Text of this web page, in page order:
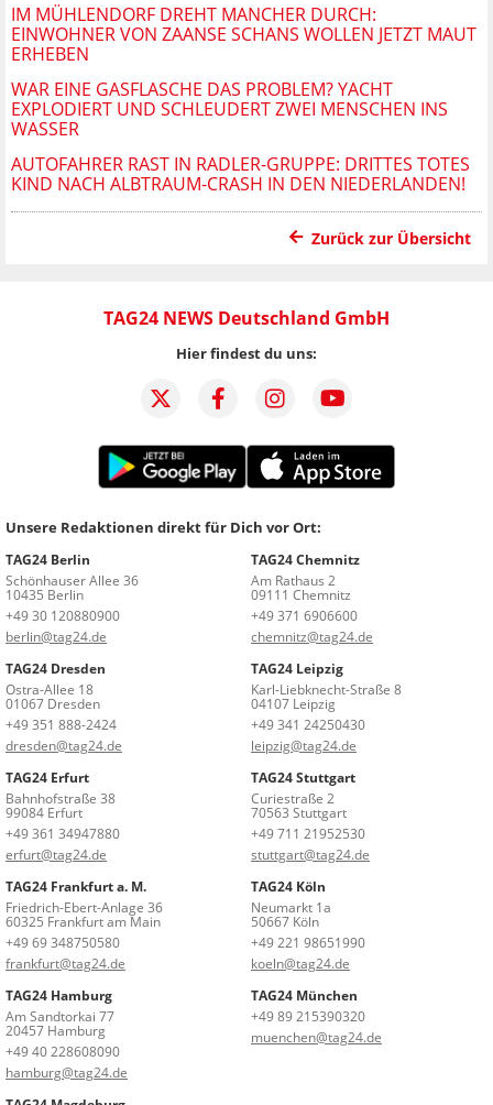
IM MÜHLENDORF DREHT MANCHER DURCH:
EINWOHNER VON ZAANSE SCHANS WOLLEN JETZT MAUT
ERHEBEN
WAR EINE GASFLASCHE DAS PROBLEM? YACHT
EXPLODIERT UND SCHLEUDERT ZWEI MENSCHEN INS
WASSER
AUTOFAHRER RAST IN RADLER-GRUPPE: DRITTES TOTES
KIND NACH ALBTRAUM-CRASH IN DEN NIEDERLANDEN!
Zurück zur Übersicht
TAG24 NEWS Deutschland GmbH
Hier findest du uns:
Unsere Redaktionen direkt für Dich vor Ort:
TAG24 Berlin
Schönhauser Allee 36
10435 Berlin
+49 30 120880900
berlin@tag24.de
TAG24 Chemnitz
Am Rathaus 2
09111 Chemnitz
+49 371 6906600
chemnitz@tag24.de
TAG24 Dresden
Ostra-Allee 18
01067 Dresden
+49 351 888-2424
dresden@tag24.de
TAG24 Leipzig
Karl-Liebknecht-Straße 8
04107 Leipzig
+49 341 24250430
leipzig@tag24.de
TAG24 Erfurt
Bahnhofstraße 38
99084 Erfurt
+49 361 34947880
erfurt@tag24.de
TAG24 Stuttgart
Curiestraße 2
70563 Stuttgart
+49 711 21952530
stuttgart@tag24.de
TAG24 Frankfurt a. M.
Friedrich-Ebert-Anlage 36
60325 Frankfurt am Main
+49 69 348750580
frankfurt@tag24.de
TAG24 Köln
Neumarkt 1a
50667 Köln
+49 221 98651990
koeln@tag24.de
TAG24 Hamburg
Am Sandtorkai 77
20457 Hamburg
+49 40 228608090
hamburg@tag24.de
TAG24 München
+49 89 215390320
muenchen@tag24.de